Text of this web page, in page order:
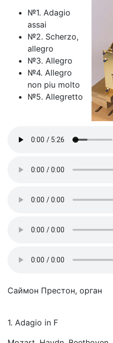
№1. Adagio
assai
№2. Scherzo,
allegro
№3. Allegro
№4. Allegro
non piu molto
№5. Allegretto
Саймон Престон, орган
1. Adagio in F